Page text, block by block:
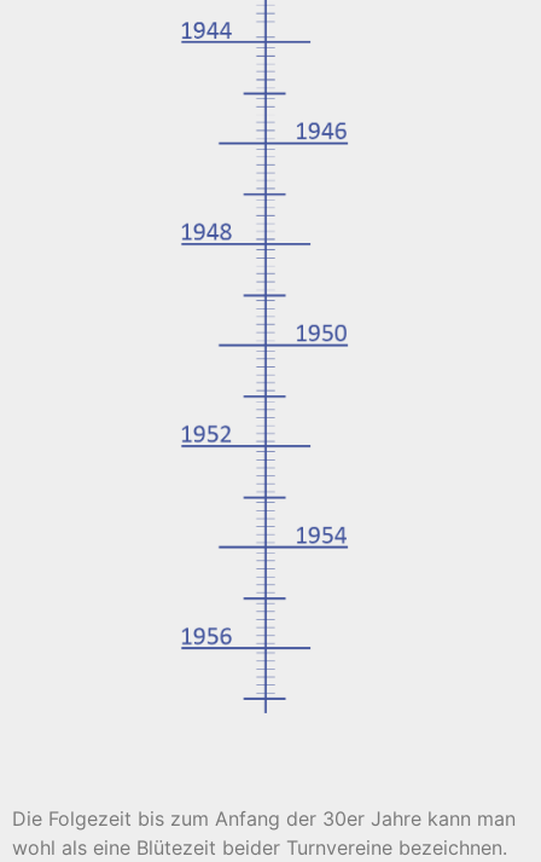
Die Folgezeit bis zum Anfang der 30er Jahre kann man
wohl als eine Blütezeit beider Turnvereine bezeichnen.